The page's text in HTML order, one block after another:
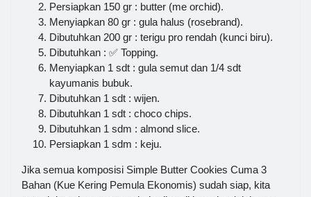
Persiapkan 150 gr : butter (me orchid).
Menyiapkan 80 gr : gula halus (rosebrand).
Dibutuhkan 200 gr : terigu pro rendah (kunci biru).
Dibutuhkan : ✅️ Topping.
Menyiapkan 1 sdt : gula semut dan 1/4 sdt
kayumanis bubuk.
Dibutuhkan 1 sdt : wijen.
Dibutuhkan 1 sdt : choco chips.
Dibutuhkan 1 sdm : almond slice.
Persiapkan 1 sdm : keju.
Jika semua komposisi Simple Butter Cookies Cuma 3
Bahan (Kue Kering Pemula Ekonomis) sudah siap, kita